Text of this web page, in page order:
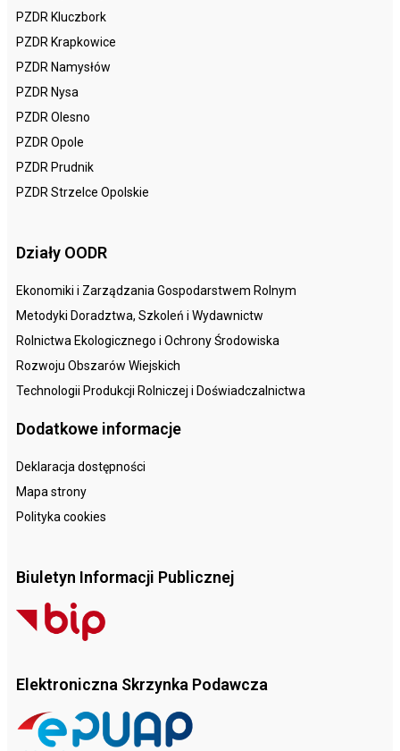
PZDR Kluczbork
PZDR Krapkowice
PZDR Namysłów
PZDR Nysa
PZDR Olesno
PZDR Opole
PZDR Prudnik
PZDR Strzelce Opolskie
Działy OODR
Ekonomiki i Zarządzania Gospodarstwem Rolnym
Metodyki Doradztwa, Szkoleń i Wydawnictw
Rolnictwa Ekologicznego i Ochrony Środowiska
Rozwoju Obszarów Wiejskich
Technologii Produkcji Rolniczej i Doświadczalnictwa
Dodatkowe informacje
Deklaracja dostępności
Mapa strony
Polityka cookies
Biuletyn Informacji Publicznej
Elektroniczna Skrzynka Podawcza